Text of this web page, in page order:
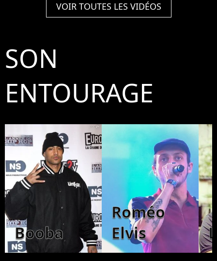
VOIR TOUTES LES VIDÉOS
SON
ENTOURAGE
Booba
Roméo
Elvis